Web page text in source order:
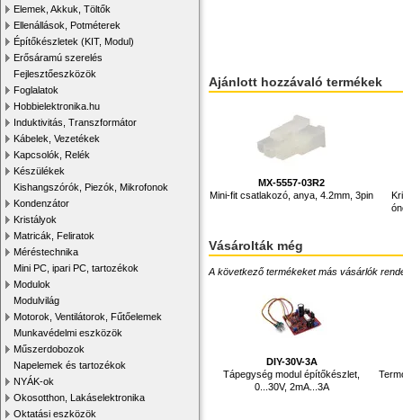
Elemek, Akkuk, Töltők
Ellenállások, Potméterek
Építőkészletek (KIT, Modul)
Erősáramú szerelés
Fejlesztőeszközök
Foglalatok
Hobbielektronika.hu
Induktivitás, Transzformátor
Kábelek, Vezetékek
Kapcsolók, Relék
Készülékek
Kishangszórók, Piezók, Mikrofonok
Kondenzátor
Kristályok
Matricák, Feliratok
Méréstechnika
Mini PC, ipari PC, tartozékok
Modulok
Modulvilág
Motorok, Ventilátorok, Fűtőelemek
Munkavédelmi eszközök
Műszerdobozok
Napelemek és tartozékok
NYÁK-ok
Okosotthon, Lakáselektronika
Oktatási eszközök
Ajánlott hozzávaló termékek
MX-5557-03R2
Mini-fit csatlakozó, anya, 4.2mm, 3pin
Vásárolták még
A következő termékeket más vásárlók
DIY-30V-3A
Tápegység modul építőkészlet,
0...30V, 2mA...3A